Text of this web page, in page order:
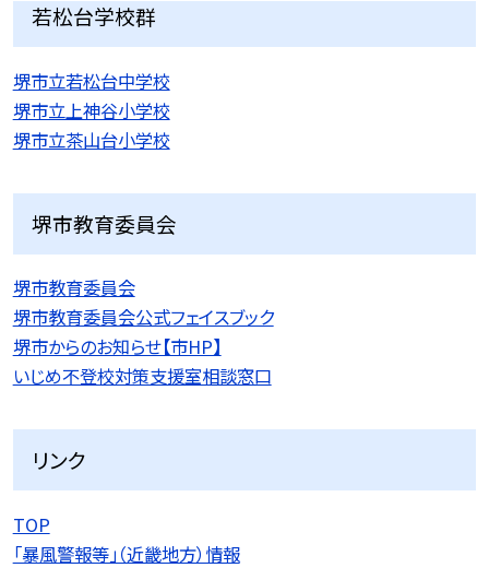
若松台学校群
堺市立若松台中学校
堺市立上神谷小学校
堺市立茶山台小学校
堺市教育委員会
堺市教育委員会
堺市教育委員会公式フェイスブック
堺市からのお知らせ【市HP】
いじめ不登校対策支援室相談窓口
リンク
TOP
「暴風警報等」（近畿地方）情報